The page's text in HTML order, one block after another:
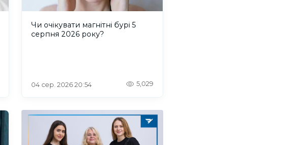
Чи очікувати магнітні бурі 5
серпня 2026 року?
04 сер. 2026 20:54 5,029